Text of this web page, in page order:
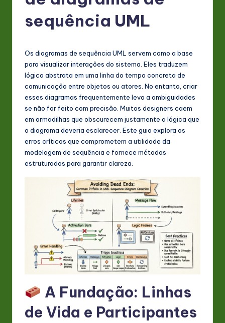
L
&
sequência UML
Os diagramas de sequência UML servem como a base
para visualizar interações do sistema. Eles traduzem
lógica abstrata em uma linha do tempo concreta de
comunicação entre objetos ou atores. No entanto, criar
esses diagramas frequentemente leva a ambiguidades
se não for feito com precisão. Muitos designers caem
em armadilhas que obscurecem justamente a lógica que
o diagrama deveria esclarecer. Este guia explora os
erros críticos que comprometem a utilidade da
modelagem de sequência e fornece métodos
estruturados para garantir clareza.
A Fundação: Linhas
de Vida e Participantes